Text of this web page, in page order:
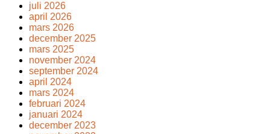
juli 2026
april 2026
mars 2026
december 2025
mars 2025
november 2024
september 2024
april 2024
mars 2024
februari 2024
januari 2024
december 2023